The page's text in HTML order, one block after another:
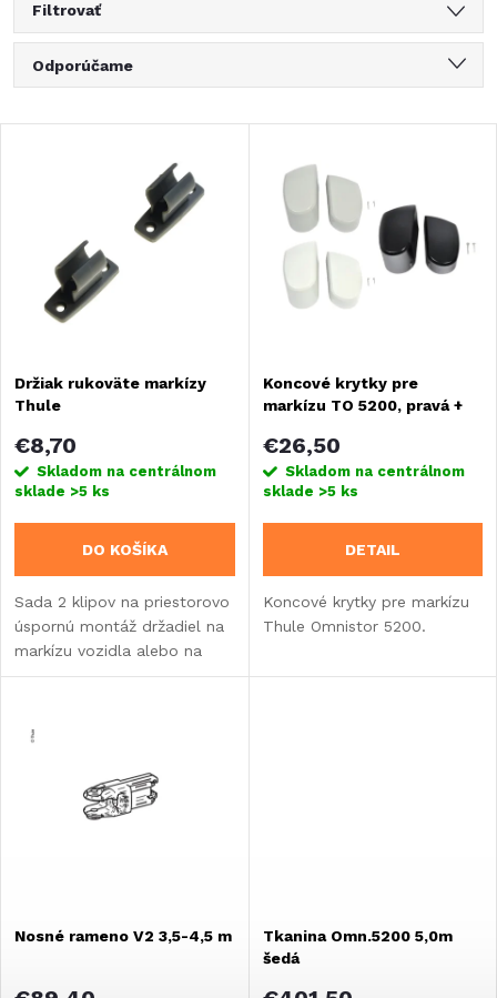
Filtrovať
R
a
e
p
r
o
d
u
k
Odporúčame
Najpredávanejšie
Abecedne
s
p
r
o
d
u
Držiak rukoväte markízy
Thule
€8,70
Skladom na centrálnom
sklade >5 ks
DO KOŠÍKA
Sada 2 klipov na priestorovo
úspornú montáž držadiel na
markízu vozidla alebo na
stenu vozidla.
Koncové krytky pre
markízu TO 5200, pravá +
€26,50
Skladom na centrálnom
sklade >5 ks
DETAIL
Koncové krytky pre markízu
Thule Omnistor 5200.
Nosné rameno V2 3,5-4,5 m
Tkanina Omn.5200 5,0m
šedá